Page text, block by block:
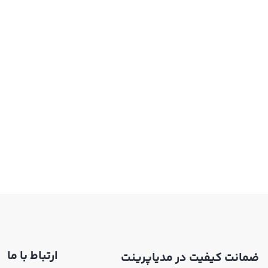
ضمانت کیفیت در مدیاپرینت ارتباط با ما